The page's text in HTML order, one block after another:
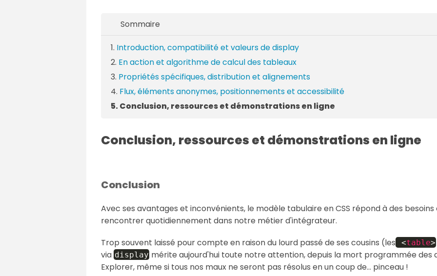
Sommaire
Introduction, compatibilité et valeurs de display
En action et algorithme de calcul des tableaux
Propriétés spécifiques, distribution et alignements
Flux, éléments anonymes, positionnements et accessibilité
Conclusion, ressources et démonstrations en ligne
Conclusion, ressources et démonstrations en ligne
Conclusion
Avec ses avantages et inconvénients, le modèle tabulaire en CSS répond à des
rencontrer quotidiennement dans notre métier d'intégrateur.
Trop souvent laissé pour compte en raison du lourd passé de ses cousins (les
<table>
via display mérite aujourd'hui toute notre attention, depuis la mort programmée des
Explorer, même si tous nos maux ne seront pas résolus en un coup de… pinceau !